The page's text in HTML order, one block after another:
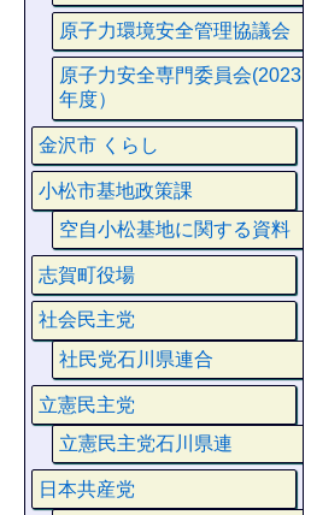
原子力環境安全管理協議会
原子力安全専門委員会(2023
年度）
金沢市 くらし
小松市基地政策課
空自小松基地に関する資料
志賀町役場
社会民主党
社民党石川県連合
立憲民主党
立憲民主党石川県連
日本共産党